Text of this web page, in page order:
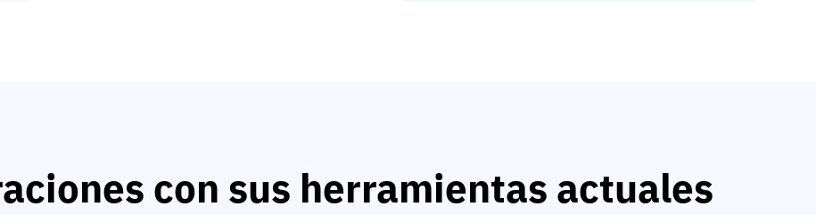
con sus herramientas actuales